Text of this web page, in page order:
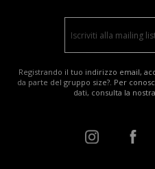
Registrando il tuo indirizzo email,
da parte del gruppo size?. Per
dati, consulta la nostra